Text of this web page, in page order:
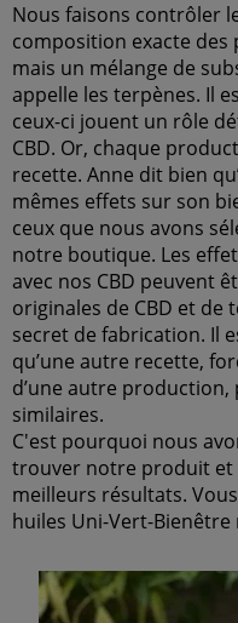
Nous faisons contrôler
composition exacte des
mais un mélange de
appelle les terpènes. Il
ceux-ci jouent un rôle
CBD. Or, chaque
recette. Anne dit bien
mêmes effets sur son
ceux que nous avons
notre boutique. Les
avec nos CBD peuvent
originales de CBD et de
secret de fabrication. Il
qu’une autre recette,
d’une autre
similaires.
C'est pourquoi nous
trouver notre produit et
meilleurs résultats.
huiles Uni-Vert-